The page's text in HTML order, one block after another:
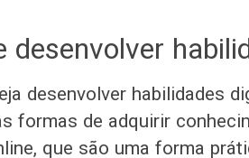
desenvolver
desenvolver habilidades
formas de adquirir
que são uma forma